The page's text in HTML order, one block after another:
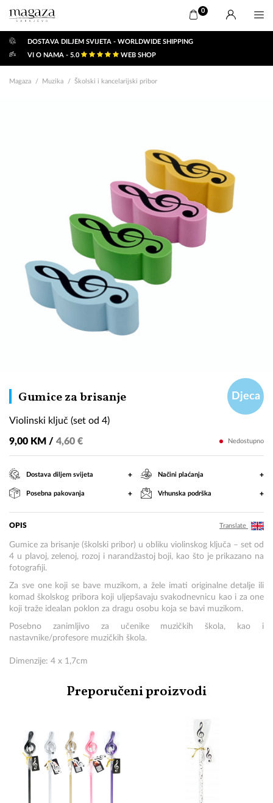
0
DOSTAVA DILJEM SVIJETA - WORLDWIDE SHIPPING
VI O NAMA - 5.0
WEB SHOP
Magaza Muzika Školski i kancelarijski pribor
Gumice za brisanjeViolinski
4)
Djeca
Violinski ključ (set od 4)
9,00 KM / 4,60 € Nedostupno
Dostava diljem svijeta + Načini plaćanja +
Posebna pakovanja + Vrhunska podrška +
OPIS Translate
Gumice za brisanje (školski pribor) u obliku violinskog ključa – set od
4 u plavoj, zelenoj, rozoj i narandžastoj boji, kao što je prikazano na
fotografiji.
Za sve one koji se bave muzikom, a žele imati originalne detalje ili
komad školskog pribora koji uljepšavaju svakodnevnicu kao i za one
koji traže idealan poklon za dragu osobu koja se bavi muzikom.
Posebno zanimljivo za učenike muzičkih škola, kao i
nastavnike/profesore muzičkih škola.
Dimenzije: 4 x 1,7cm
Preporučeni proizvodi